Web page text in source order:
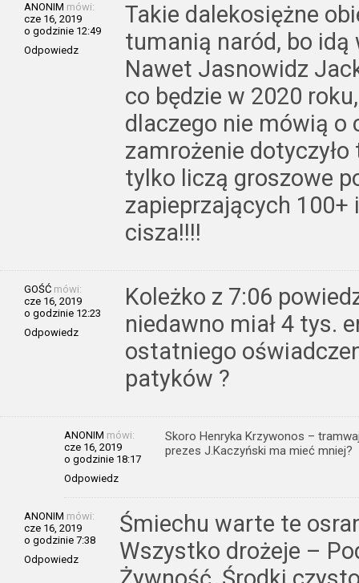
ANONIM mówi:
cze 16, 2019
o godzinie 12:49
Odpowiedz
Takie dalekosiężne
tumanią naród, bo idą
Nawet Jasnowidz
co będzie w 2020
dlaczego nie mówią o
zamrożenie
tylko liczą groszowe
zapieprzających
cisza!!!!
GOŚĆ mówi:
cze 16, 2019
o godzinie 12:23
Odpowiedz
Koleżko z 7:06
niedawno miał 4 tys.
ostatniego
patyków ?
ANONIM mówi:
cze 16, 2019
o godzinie 18:17
Odpowiedz
Skoro Henryka Krzywonos –
prezes J.Kaczyński ma mieć mniej?
ANONIM mówi:
cze 16, 2019
o godzinie 7:38
Odpowiedz
Śmiechu warte te
Wszystko drożeje –